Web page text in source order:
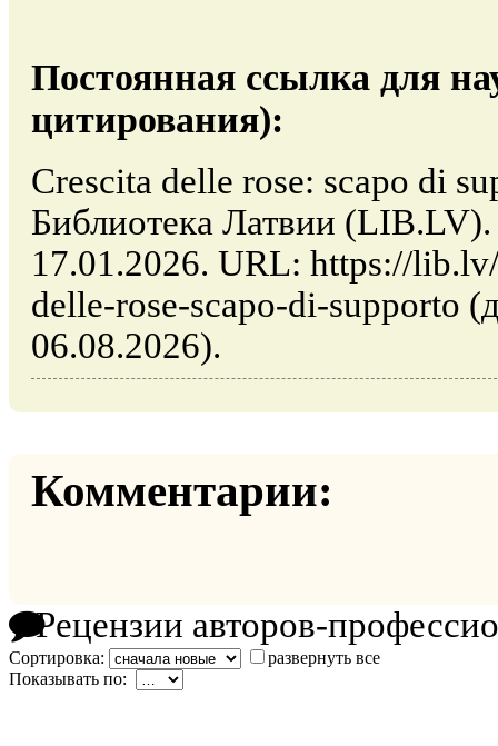
Постоянная ссылка для
цитирования):
Crescita delle rose: scapo di
Библиотека Латвии
17.01.2026. URL: https://
delle-rose-scapo-di-supporto
06.08.2026).
Комментарии:
Рецензии авторов-
Сортировка:
развернуть все
Показывать по: